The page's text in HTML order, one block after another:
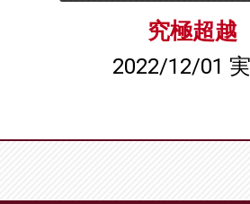
究極超越
2022/12/01